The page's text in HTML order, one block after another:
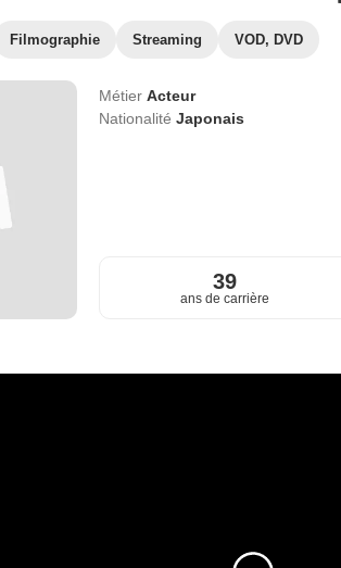
Filmographie Streaming VOD, DVD
Métier Acteur
Nationalité Japonais
39
ans de carrière